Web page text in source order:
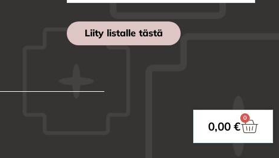
0,00 €
0
Liity listalle tästä